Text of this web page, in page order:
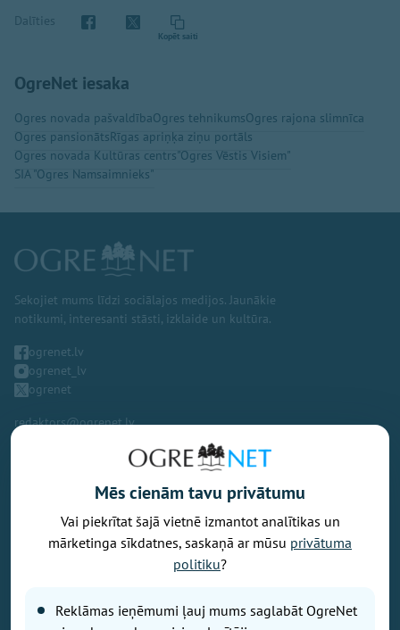
Dalīties
Kopēt saiti
OgreNet iesaka
Ogres novada pašvaldībaOgres tehnikumsOgres rajona slimnīca
Ogres pansionātsRīgas apriņķa ziņu portāls
Ogres novada Kultūras centrs"Ogres Vēstis Visiem"
SIA "Ogres Namsaimnieks"
Sekojiet mums līdzi sociālajos medijos. Jaunākie
notikumi, interesanti stāsti, izklaide un kultūra.
ogrenet.lv
ogrenet_lv
ogrenet
redaktors@ogrenet.lv
Vēlaties izteikt savu viedokli par portālu? Pamanījāt kļūdu? Ir
problēma, ko vēlaties apspriest publiski? Vēlaties iesūtīt rakstu par
Jums aktuālu tēmu? Varbūt Jums vajadzīgs padoms? Rakstiet uz
Mēs cienām tavu privātumu
Vai piekrītat šajā vietnē izmantot analītikas un
mārketinga sīkdatnes, saskaņā ar mūsu privātuma
politiku?
Reklāmas ieņēmumi ļauj mums saglabāt OgreNet